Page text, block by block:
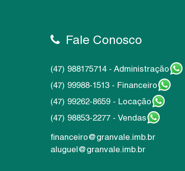
Fale Conosco
(47) 988175714 - Administração
(47) 99988-1513 - Financeiro
(47) 99262-8659 - Locação
(47) 98853-2277 - Vendas
financeiro@granvale.imb.br
aluguel@granvale.imb.br